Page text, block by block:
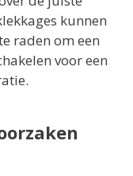
kunnen
raden om een
voor een